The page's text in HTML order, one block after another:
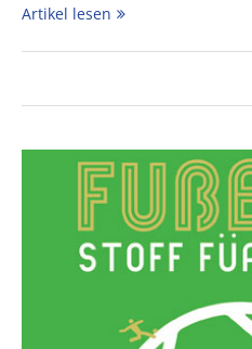
Artikel lesen